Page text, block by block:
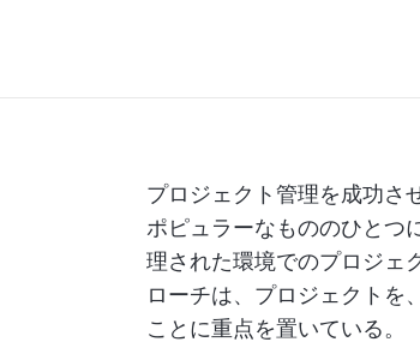
プロジェクト管理を成功さ
ポピュラーなもののひとつ
理された環境でのプロジェ
ローチは、プロジェクトを
ことに重点を置いている。